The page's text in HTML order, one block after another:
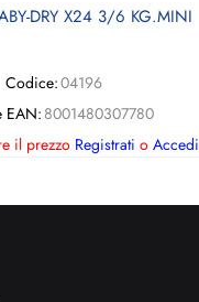
DRY X24 3/6 KG.MINI
Codice:04196
EAN: 8001480307780
il prezzo Registrati o Accedi